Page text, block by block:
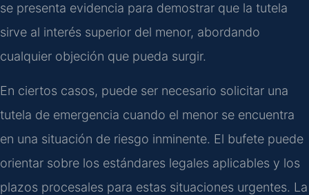
se presenta evidencia para demostrar que la tutela
sirve al interés superior del menor, abordando
cualquier objeción que pueda surgir.
En ciertos casos, puede ser necesario solicitar una
tutela de emergencia cuando el menor se encuentra
en una situación de riesgo inminente. El bufete puede
orientar sobre los estándares legales aplicables y los
plazos procesales para estas situaciones urgentes. La